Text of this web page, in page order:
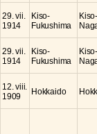
29. vii.
1914
Kiso-
Fukushima
29. vii.
1914
Kiso-
Fukushima
12. viii.
1909
Hokkaido